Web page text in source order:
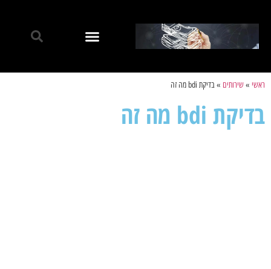
ראשי »שירותים » בדיקת bdi מה זה
בדיקת bdi מה זה